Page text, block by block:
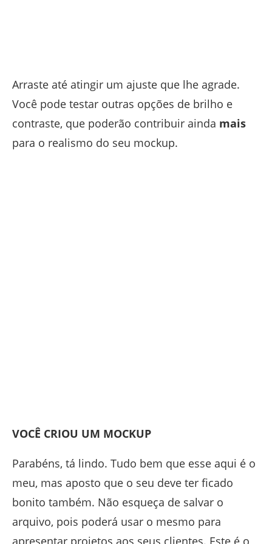
Arraste até atingir um ajuste que lhe agrade.
Você pode testar outras opções de brilho e
contraste, que poderão contribuir ainda mais
para o realismo do seu mockup.
VOCÊ CRIOU UM MOCKUP
Parabéns, tá lindo. Tudo bem que esse aqui é o
meu, mas aposto que o seu deve ter ficado
bonito também. Não esqueça de salvar o
arquivo, pois poderá usar o mesmo para
apresentar projetos aos seus clientes. Este é o